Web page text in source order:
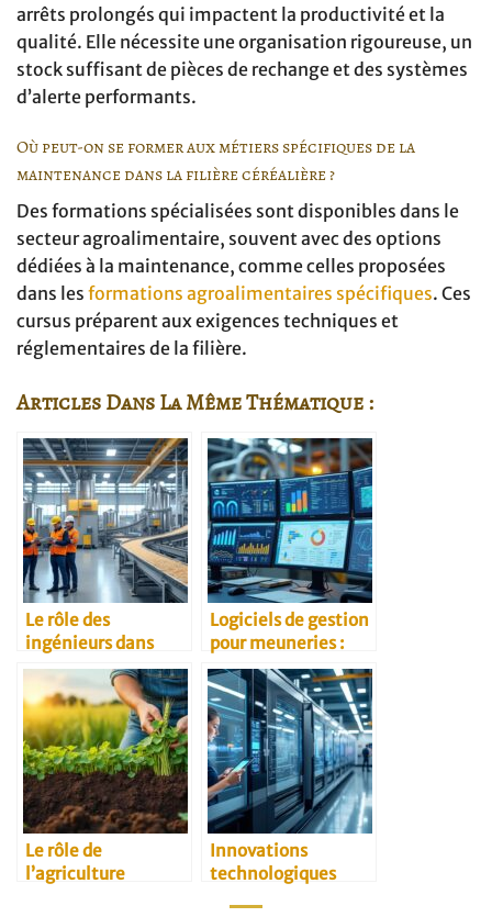
arrêts prolongés qui impactent la productivité et la
qualité. Elle nécessite une organisation rigoureuse, un
stock suffisant de pièces de rechange et des systèmes
d’alerte performants.
Où peut-on se former aux métiers spécifiques de la
maintenance dans la filière céréalière ?
Des formations spécialisées sont disponibles dans le
secteur agroalimentaire, souvent avec des options
dédiées à la maintenance, comme celles proposées
dans les formations agroalimentaires spécifiques. Ces
cursus préparent aux exigences techniques et
réglementaires de la filière.
Articles Dans La Même Thématique :
Le rôle des
ingénieurs dans
l’industrie
céréalière
Logiciels de gestion
pour meuneries :
comparatif des
solutions
Le rôle de
l’agriculture
Innovations
technologiques